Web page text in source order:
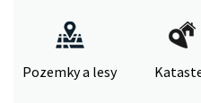
Pozemky a lesy